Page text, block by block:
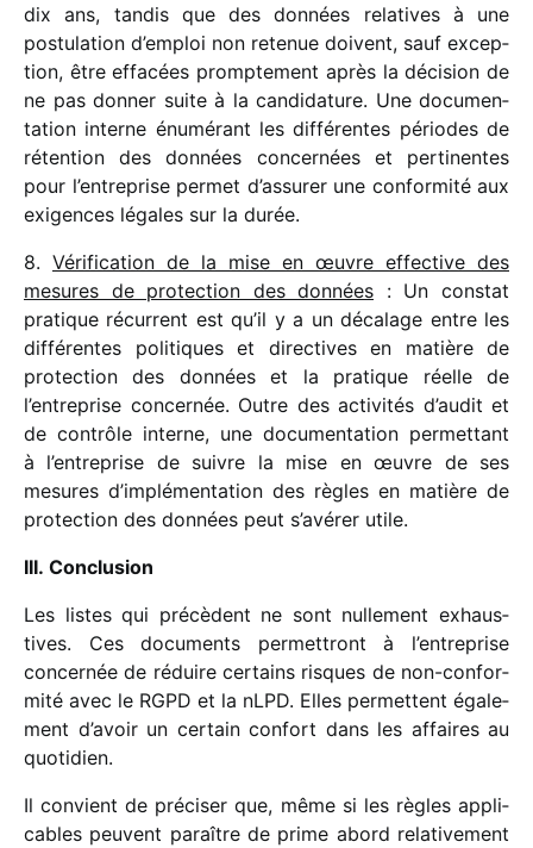
dix ans, tandis que des données rela­tives à une
postu­la­tion d’emploi non rete­nue doivent, sauf excep­
tion, être effa­cées promp­te­ment après la déci­sion de
ne pas donner suite à la candi­da­ture. Une docu­men­
ta­tion interne énumé­rant les diffé­rentes périodes de
réten­tion des données concer­nées et perti­nentes
pour l’entreprise permet d’assurer une confor­mité aux
exigences légales sur la durée.
8. Vérification de la mise en œuvre effec­tive des
mesures de protec­tion des données : Un constat
pratique récur­rent est qu’il y a un déca­lage entre les
diffé­rentes poli­tiques et direc­tives en matière de
protec­tion des données et la pratique réelle de
l’entreprise concer­née. Outre des acti­vi­tés d’audit et
de contrôle interne, une docu­men­ta­tion permet­tant
à l’entreprise de suivre la mise en œuvre de ses
mesures d’implémentation des règles en matière de
protec­tion des données peut s’avérer utile.
III. Conclusion
Les listes qui précèdent ne sont nulle­ment exhaus­
tives. Ces docu­ments permet­tront à l’entreprise
concer­née de réduire certains risques de non-confor­
mité avec le RGPD et la nLPD. Elles permettent égale­
ment d’avoir un certain confort dans les affaires au
quotidien.
Il convient de préci­ser que, même si les règles appli­
cables peuvent paraître de prime abord rela­ti­ve­ment